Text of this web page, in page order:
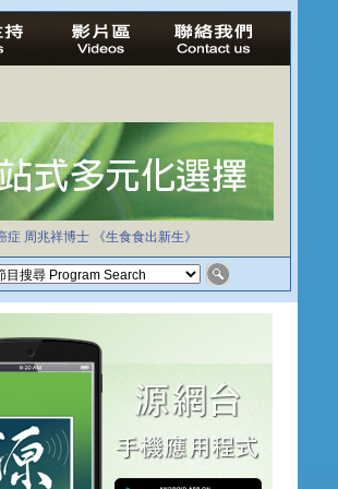
症 周兆祥博士 《生食食出新生》